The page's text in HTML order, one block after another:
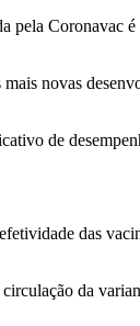
Coronavac
novas
de
das
da